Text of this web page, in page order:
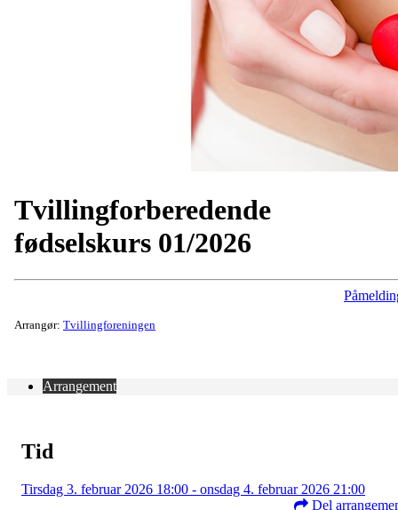
Tvillingforberedende
fødselskurs 01/2026
Arrangør: Tvillingforeningen
Arrangement
Tid
Tirsdag 3. februar 2026 18:00 - onsdag 4. februar 2026 21:00
Del